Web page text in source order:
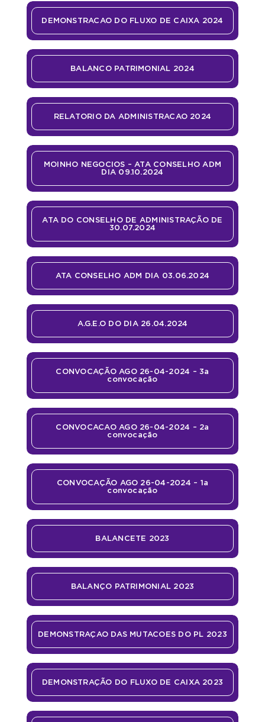
DEMONSTRACAO DO FLUXO DE CAIXA 2024
BALANCO PATRIMONIAL 2024
RELATORIO DA ADMINISTRACAO 2024
MOINHO NEGOCIOS – ATA CONSELHO ADM
DIA 09.10.2024
ATA DO CONSELHO DE ADMINISTRAÇÃO DE
30.07.2024
ATA CONSELHO ADM DIA 03.06.2024
A.G.E.O DO DIA 26.04.2024
CONVOCAÇÃO AGO 26-04-2024 – 3a
convocação
CONVOCACAO AGO 26-04-2024 – 2a
convocação
CONVOCAÇÃO AGO 26-04-2024 – 1a
convocação
BALANCETE 2023
BALANÇO PATRIMONIAL 2023
DEMONSTRAÇAO DAS MUTACOES DO PL 2023
DEMONSTRAÇÃO DO FLUXO DE CAIXA 2023